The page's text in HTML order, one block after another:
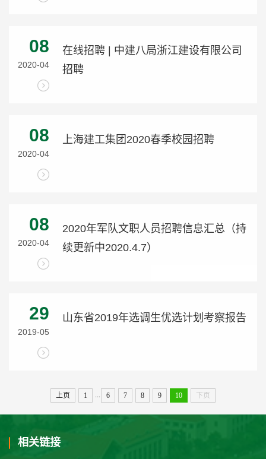
08
2020-04
在线招聘 | 中建八局浙江建设有限公司
招聘
08
2020-04
上海建工集团2020春季校园招聘
08
2020-04
2020年军队文职人员招聘信息汇总（持
续更新中2020.4.7）
29
2019-05
山东省2019年选调生优选计划考察报告
上页 1 6 7 8 9 10 下页
相关链接